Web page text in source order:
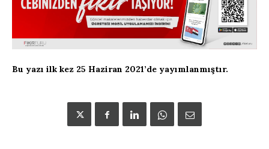
Bu yazı ilk kez 25 Haziran 2021’de yayımlanmıştır.